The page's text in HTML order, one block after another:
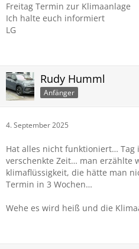
Freitag Termin zur Klimaanlage
Ich halte euch informiert
LG
Rudy Humml
Anfänger
4. September 2025
Hat alles nicht funktioniert… Tag
verschenkte Zeit… man erzählte
klimaflüssigkeit, die hätte man
Termin in 3 Wochen…
Wehe es wird heiß und die